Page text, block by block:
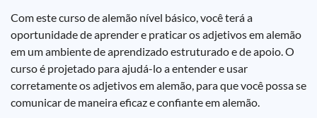
Com este curso de alemão nível básico, você terá a
oportunidade de aprender e praticar os adjetivos em alemão
em um ambiente de aprendizado estruturado e de apoio. O
curso é projetado para ajudá-lo a entender e usar
corretamente os adjetivos em alemão, para que você possa se
comunicar de maneira eficaz e confiante em alemão.